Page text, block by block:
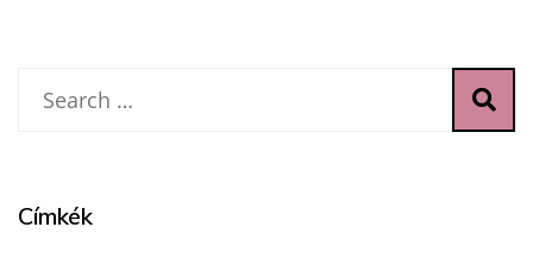
Címkék